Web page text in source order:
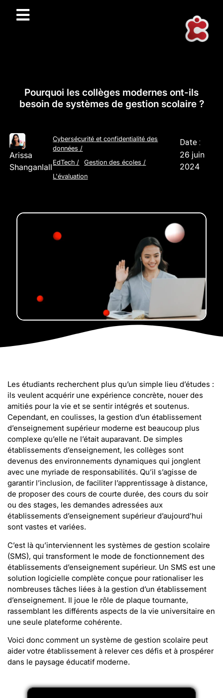
Pourquoi les collèges modernes ont-ils
besoin de systèmes de gestion scolaire ?
Arissa
Shanganlall
Cybersécurité et confidentialité des
données /
EdTech / Gestion des écoles /
L'évaluation
Date :
26 juin
2024
Les étudiants recherchent plus qu’un simple lieu d’études :
ils veulent acquérir une expérience concrète, nouer des
amitiés pour la vie et se sentir intégrés et soutenus.
Cependant, en coulisses, la gestion d’un établissement
d’enseignement supérieur moderne est beaucoup plus
complexe qu’elle ne l’était auparavant. De simples
établissements d’enseignement, les collèges sont
devenus des environnements dynamiques qui jonglent
avec une myriade de responsabilités. Qu’il s’agisse de
garantir l’inclusion, de faciliter l’apprentissage à distance,
de proposer des cours de courte durée, des cours du soir
ou des stages, les demandes adressées aux
établissements d’enseignement supérieur d’aujourd’hui
sont vastes et variées.
C’est là qu’interviennent les systèmes de gestion scolaire
(SMS), qui transforment le mode de fonctionnement des
établissements d’enseignement supérieur. Un SMS est une
solution logicielle complète conçue pour rationaliser les
nombreuses tâches liées à la gestion d’un établissement
d’enseignement. Il joue le rôle de plaque tournante,
rassemblant les différents aspects de la vie universitaire en
une seule plateforme cohérente.
Voici donc comment un système de gestion scolaire peut
aider votre établissement à relever ces défis et à prospérer
dans le paysage éducatif moderne.